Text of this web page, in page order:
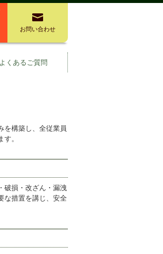
お問い合わせ
よくあるご質問
を構築し、全従業員
。
破損・改ざん・漏洩
な措置を講じ、安全